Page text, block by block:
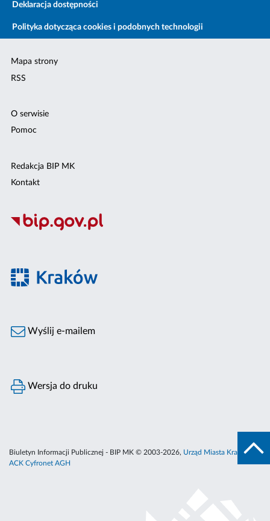
Deklaracja dostępności
Polityka dotycząca cookies i podobnych technologii
Mapa strony
RSS
O serwisie
Pomoc
Redakcja BIP MK
Kontakt
Wyślij e-mailem
Wersja do druku
Biuletyn Informacji Publicznej - BIP MK © 2003-2026, Urząd Miasta Krakowa
ACK Cyfronet AGH